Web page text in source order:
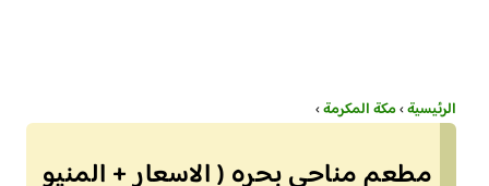
الرئيسية›مكة المكرمة›
مطعم مناحي بحره ( الاسعار + المنيو